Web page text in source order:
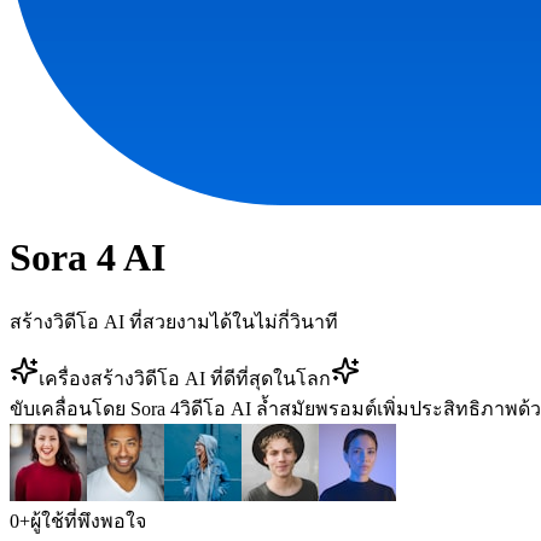
Sora 4 AI
สร้างวิดีโอ AI ที่สวยงามได้ในไม่กี่วินาที
เครื่องสร้างวิดีโอ AI ที่ดีที่สุดในโลก
ขับเคลื่อนโดย Sora 4วิดีโอ AI ล้ำสมัยพรอมต์เพิ่มประสิทธิภาพด้
0+ผู้ใช้ที่พึงพอใจ